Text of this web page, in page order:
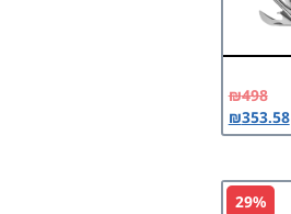
₪498
₪353.58
29%